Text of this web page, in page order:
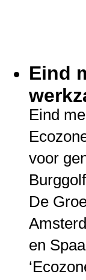
Eind
Eind
voor
De
en